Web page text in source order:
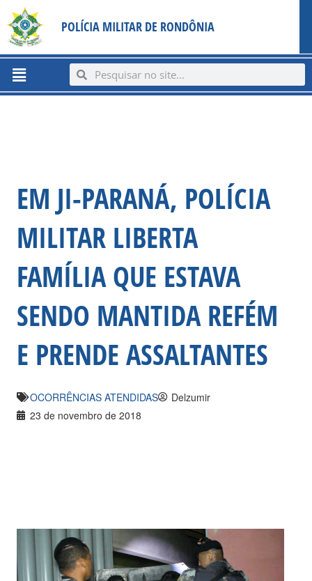
content
para
conteúdo
POLÍCIA MILITAR DE RONDÔNIA
Menu SearchSearch
EM JI-PARANÁ, POLÍCIA
MILITAR LIBERTA
FAMÍLIA QUE ESTAVA
SENDO MANTIDA REFÉM
E PRENDE ASSALTANTES
OCORRÊNCIAS ATENDIDAS
Delzumir
23 de novembro de 2018